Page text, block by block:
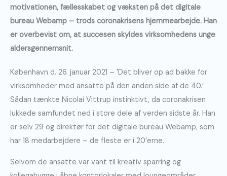
motivationen, fællesskabet og væksten på det digitale
bureau Webamp – trods coronakrisens hjemmearbejde. Han
er overbevist om, at succesen skyldes virksomhedens unge
aldersgennemsnit.
København d. 26. januar 2021 – ’Det bliver op ad bakke for
virksomheder med ansatte på den anden side af de 40.’
Sådan tænkte Nicolai Vittrup instinktivt, da coronakrisen
lukkede samfundet ned i store dele af verden sidste år. Han
er selv 29 og direktør for det digitale bureau Webamp, som
har 18 medarbejdere – de fleste er i 20’erne.
Selvom de ansatte var vant til kreativ sparring og